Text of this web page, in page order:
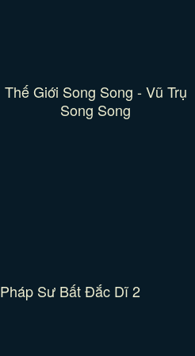
Thế Giới Song Song - Vũ Trụ
Song Song
Pháp Sư Bất Đắc Dĩ 2